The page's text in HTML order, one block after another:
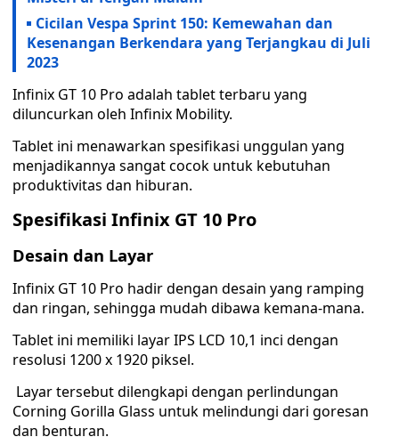
Cicilan Vespa Sprint 150: Kemewahan dan
Kesenangan Berkendara yang Terjangkau di Juli
2023
Infinix GT 10 Pro adalah tablet terbaru yang
diluncurkan oleh Infinix Mobility.
Tablet ini menawarkan spesifikasi unggulan yang
menjadikannya sangat cocok untuk kebutuhan
produktivitas dan hiburan.
Spesifikasi Infinix GT 10 Pro
Desain dan Layar
Infinix GT 10 Pro hadir dengan desain yang ramping
dan ringan, sehingga mudah dibawa kemana-mana.
Tablet ini memiliki layar IPS LCD 10,1 inci dengan
resolusi 1200 x 1920 piksel.
Layar tersebut dilengkapi dengan perlindungan
Corning Gorilla Glass untuk melindungi dari goresan
dan benturan.